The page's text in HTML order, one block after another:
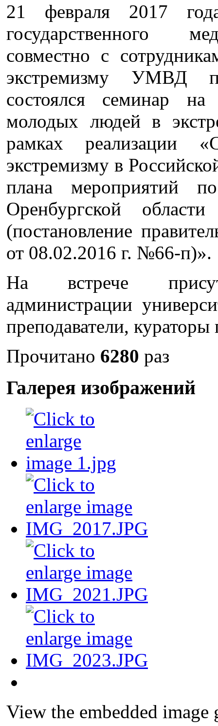
21 февраля 2017
государственного
совместно с
экстремизму УМВД
состоялся семинар
молодых людей в
рамках реализации
экстремизму в
плана мероприятий
Оренбургской
(постановление
от 08.02.2016 г. №66-п)».
На встрече
администрации
преподаватели, кураторы
Прочитано 6280 раз
Галерея изображений
View the embedded